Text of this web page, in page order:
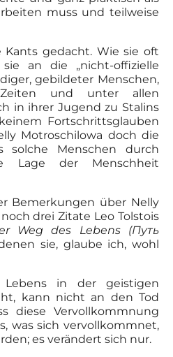
muss und teilweise
Kants gedacht. Wie sie oft
an die „nicht-offizielle
gebildeter Menschen,
und unter allen
in ihrer Jugend zu Stalins
Fortschrittsglauben
Motroschilowa doch die
solche Menschen durch
Lage der Menschheit
Bemerkungen über Nelly
drei Zitate Leo Tolstois
Weg des Lebens (Путь
sie, glaube ich, wohl
in der geistigen
kann nicht an den Tod
diese Vervollkommnung
was sich vervollkommnet,
es verändert sich nur.